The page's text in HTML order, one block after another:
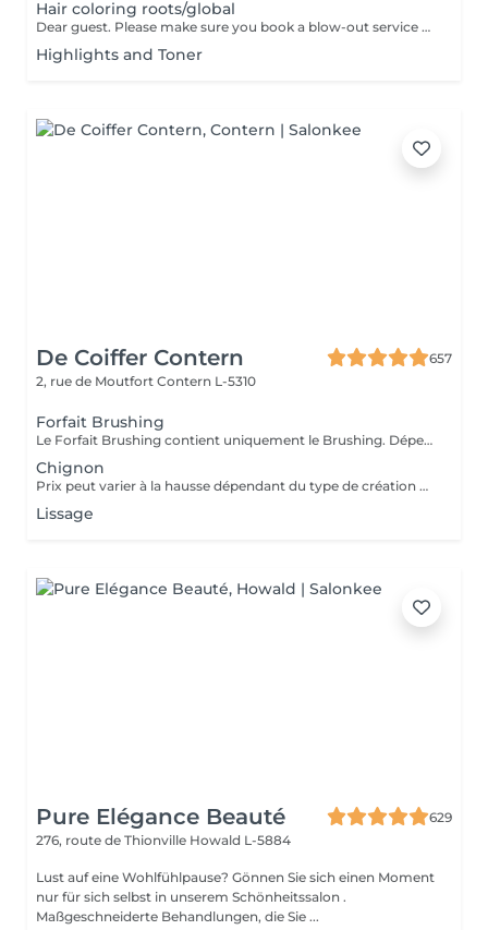
Hair coloring roots/global
Dear guest. Please make sure you book a blow-out service after your color service, that is additional 30 minutes to the total service. Thank you for understanding. Team Centro
Highlights and Toner
De Coiffer Contern
657
2, rue de Moutfort Contern L-5310
Forfait Brushing
Le Forfait Brushing contient uniquement le Brushing. Dépendant de la longueur des cheveux, le prix peut varier. En cas de questions veuillez appeler au +352 26 35 02 89.
Chignon
Prix peut varier à la hausse dépendant du type de création finalement réalisée.
Lissage
Pure Elégance Beauté
629
276, route de Thionville Howald L-5884
Lust auf eine Wohlfühlpause? Gönnen Sie sich einen Moment
nur für sich selbst in unserem Schönheitssalon .
Maßgeschneiderte Behandlungen, die Sie ...